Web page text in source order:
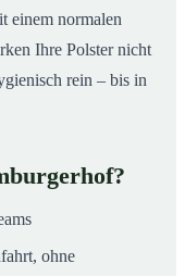
einem normalen
Ihre Polster nicht
rein – bis in
ohne